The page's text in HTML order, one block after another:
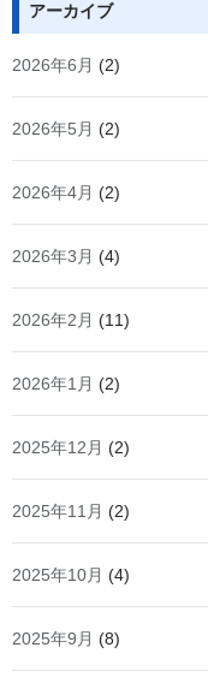
アーカイブ
2026年6月 (2)
2026年5月 (2)
2026年4月 (2)
2026年3月 (4)
2026年2月 (11)
2026年1月 (2)
2025年12月 (2)
2025年11月 (2)
2025年10月 (4)
2025年9月 (8)